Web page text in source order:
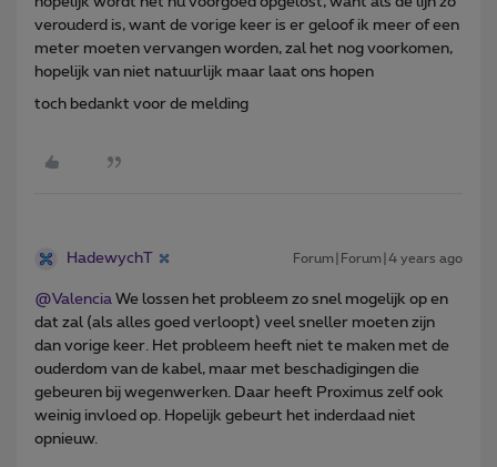
verouderd is, want de vorige keer is er geloof ik meer of een
meter moeten vervangen worden, zal het nog voorkomen,
hopelijk van niet natuurlijk maar laat ons hopen
toch bedankt voor de melding
HadewychT Forum|Forum|4 years ago
@Valencia We lossen het probleem zo snel mogelijk op en
dat zal (als alles goed verloopt) veel sneller moeten zijn
dan vorige keer. Het probleem heeft niet te maken met de
ouderdom van de kabel, maar met beschadigingen die
gebeuren bij wegenwerken. Daar heeft Proximus zelf ook
weinig invloed op. Hopelijk gebeurt het inderdaad niet
opnieuw.